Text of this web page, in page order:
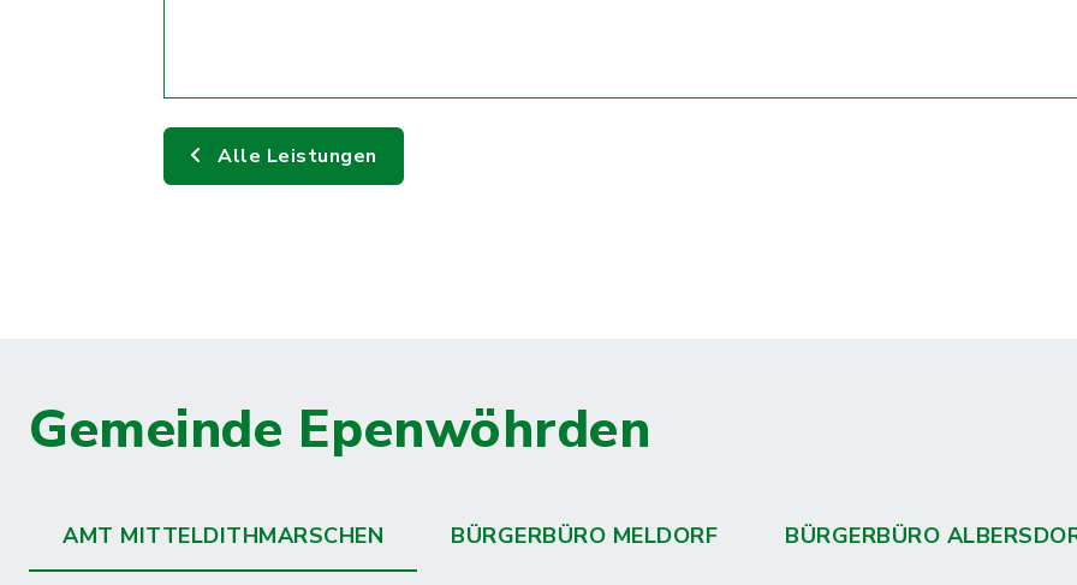
Alle Leistungen
Gemeinde Epenwöhrden
AMT MITTELDITHMARSCHEN BÜRGERBÜRO MELDORF BÜRGERBÜRO